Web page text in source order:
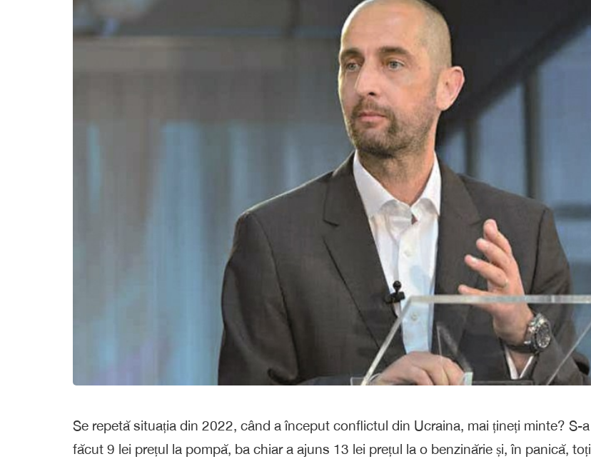
Se repetă situația din 2022, când a început conflictul din Ucraina, mai țineți minte? S-a
făcut 9 lei prețul la pompă, ba chiar a ajuns 13 lei prețul la o benzinărie și, în panică, toți